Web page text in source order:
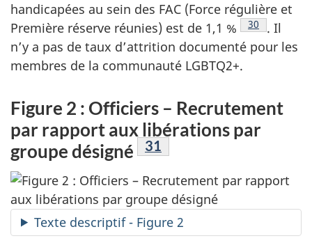
handicapées au sein des FAC (Force régulière et
Première réserve réunies) est de 1,1 %
Footnote
30
. Il
n’y a pas de taux d’attrition documenté pour les
membres de la communauté LGBTQ2+.
Figure 2 : Officiers – Recrutement
par rapport aux libérations par
groupe désigné
Footnote
31
Texte descriptif - Figure 2